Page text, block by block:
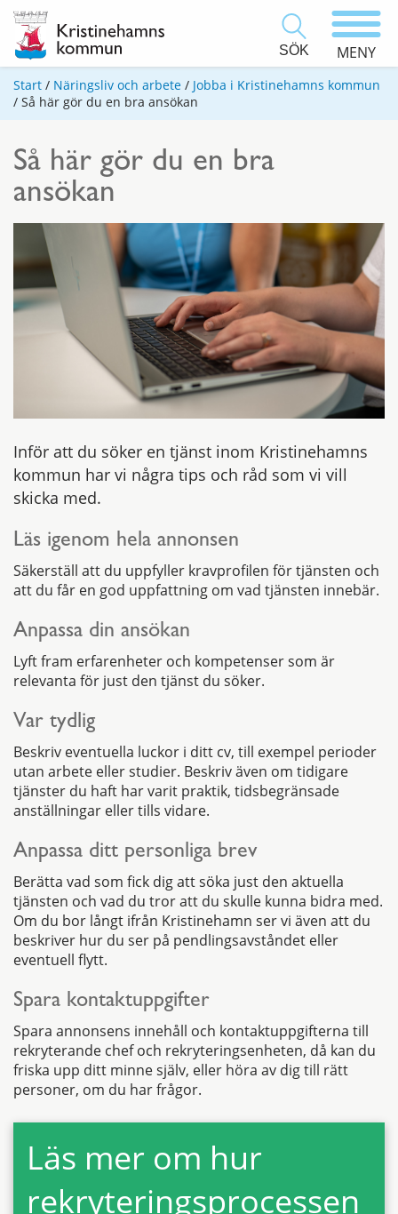
SÖK MENY
Start / Näringsliv och arbete / Jobba i Kristinehamns kommun
/ Så här gör du en bra ansökan
Så här gör du en bra
ansökan
Inför att du söker en tjänst inom Kristinehamns
kommun har vi några tips och råd som vi vill
skicka med.
Läs igenom hela annonsen
Säkerställ att du uppfyller kravprofilen för tjänsten och
att du får en god uppfattning om vad tjänsten innebär.
Anpassa din ansökan
Lyft fram erfarenheter och kompetenser som är
relevanta för just den tjänst du söker.
Var tydlig
Beskriv eventuella luckor i ditt cv, till exempel perioder
utan arbete eller studier. Beskriv även om tidigare
tjänster du haft har varit praktik, tidsbegränsade
anställningar eller tills vidare.
Anpassa ditt personliga brev
Berätta vad som fick dig att söka just den aktuella
tjänsten och vad du tror att du skulle kunna bidra med.
Om du bor långt ifrån Kristinehamn ser vi även att du
beskriver hur du ser på pendlingsavståndet eller
eventuell flytt.
Spara kontaktuppgifter
Spara annonsens innehåll och kontaktuppgifterna till
rekryterande chef och rekryteringsenheten, då kan du
friska upp ditt minne själv, eller höra av dig till rätt
personer, om du har frågor.
Läs mer om hur
rekryteringsprocessen